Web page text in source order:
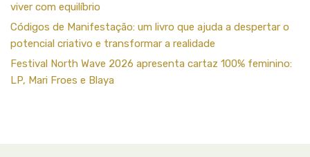
viver com equilíbrio
Códigos de Manifestação: um livro que ajuda a despertar o
potencial criativo e transformar a realidade
Festival North Wave 2026 apresenta cartaz 100% feminino:
LP, Mari Froes e Blaya